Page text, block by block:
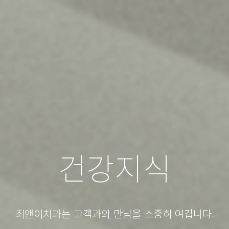
건강지식
최앤이치과는 고객과의 만남을 소중히 여깁니다.